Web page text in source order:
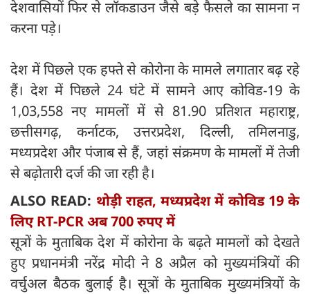
देशवासियों फिर से लॉकडाउन जैसे बड़े फैसले का सामना न
करना पड़े।
देश में पिछले एक हफ्ते से कोरोना के मामले लगातार बढ़ रहे
हैं। देश में पिछले 24 घंटे में सामने आए कोविड-19 के
1,03,558 नए मामलों में से 81.90 प्रतिशत महाराष्ट्र,
छत्तीसगढ़, कर्नाटक, उत्तरप्रदेश, दिल्ली, तमिलनाडु,
मध्यप्रदेश और पंजाब से हैं, जहां संक्रमण के मामलों में तेजी
से बढ़ोतारी दर्ज की जा रही है।
ALSO READ: थोड़ी राहत, मध्यप्रदेश में कोविड 19 के
लिए RT-PCR अब 700 रुपए में
सूत्रों के मुताबिक देश में कोरोना के बढ़ते मामलों को देखते
हुए प्रधानमंत्री नरेंद्र मोदी ने 8 अप्रैल को मुख्यमंत्रियों की
वर्चुअल बैठक बुलाई है। सूत्रों के मुताबिक मुख्यमंत्रियों के